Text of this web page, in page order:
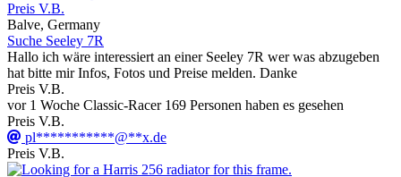
Preis V.B.
Balve, Germany
Suche Seeley 7R
Hallo ich wäre interessiert an einer Seeley 7R wer was abzugeben
hat bitte mir Infos, Fotos und Preise melden. Danke
Preis V.B.
vor 1 Woche Classic-Racer 169 Personen haben es gesehen
Preis V.B.
pl***********@**x.de
Preis V.B.